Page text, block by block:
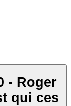
- Roger
qui ces